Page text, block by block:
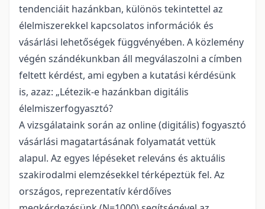
tendenciáit hazánkban, különös tekintettel az
élelmiszerekkel kapcsolatos információk és
vásárlási lehetőségek függvényében. A közlemény
végén szándékunkban áll megválaszolni a címben
feltett kérdést, ami egyben a kutatási kérdésünk
is, azaz: „Létezik-e hazánkban digitális
élelmiszerfogyasztó?
A vizsgálataink során az online (digitális) fogyasztó
vásárlási magatartásának folyamatát vettük
alapul. Az egyes lépéseket releváns és aktuális
szakirodalmi elemzésekkel térképeztük fel. Az
országos, reprezentatív kérdőíves